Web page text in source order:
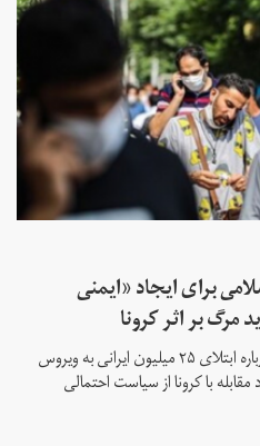
برای ایجاد «ایمنی
بر اثر کرونا
یک روز پس از اظهارات حسن روحانی درباره ابتلای ۲۵ میلیون ایرانی به ویروس
با کرونا از سیاست احتمالی